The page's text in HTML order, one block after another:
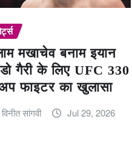
मखाचेव बनाम इयान
गैरी के लिए UFC 330
फाइटर का खुलासा
विनीत सांगवी
Jul 29, 2026